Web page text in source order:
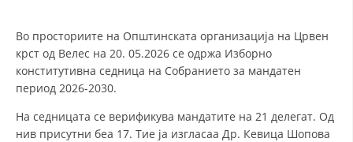
ЗАКОН ЗА ЦКРМ
Во просториите на Општинската организација на Црвен
крст од Велес на 20. 05.2026 се одржа Изборно
конститутивна седница на Собранието за мандатен
период 2026-2030.
На седницата се верификува мандатите на 21 делегат. Од
нив присутни беа 17. Тие ја изгласаа Др. Кевица Шопова